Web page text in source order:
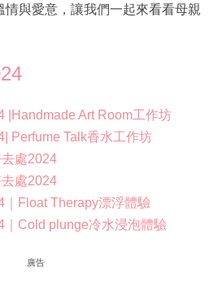
與愛意，讓我們一起來看看母親
|Handmade Art Room工作坊
Perfume Talk香水工作坊
去處2024
去處2024
Float Therapy漂浮體驗
｜Cold plunge冷水浸泡體驗
廣告